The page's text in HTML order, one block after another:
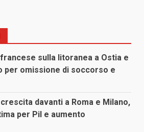
sulla litoranea a Ostia e
per omissione di soccorso e
davanti a Roma e Milano,
per Pil e aumento